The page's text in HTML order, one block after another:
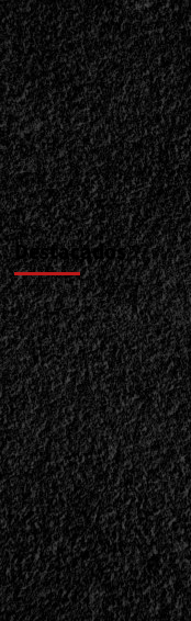
Se
Viene</div>
Destacados